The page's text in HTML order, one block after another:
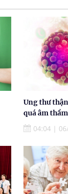
Ung thư
quá âm thầm
04:04 |